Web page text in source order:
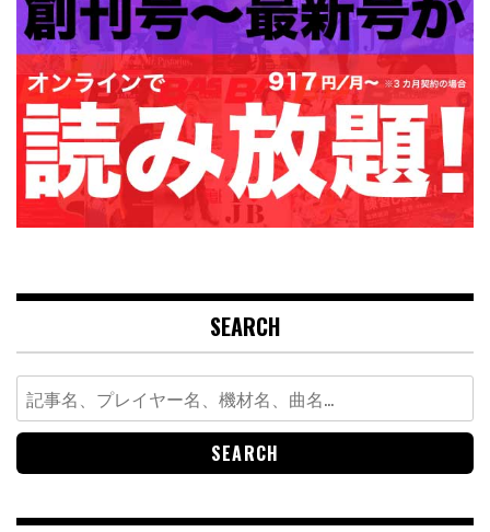
SEARCH
Search
for: